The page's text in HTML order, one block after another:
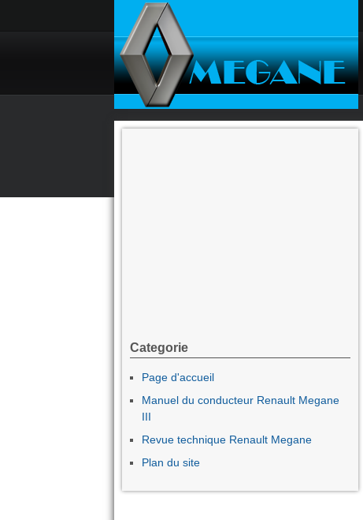
Categorie
Page d'accueil
Manuel du conducteur Renault Megane
III
Revue technique Renault Megane
Plan du site